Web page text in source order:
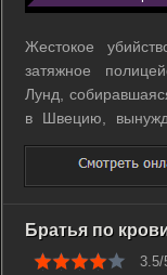
Жестокое
затяжное
Лунд,
в Швецию,
дело. Первое
Копенгагена
приходит к выводу,
Братья по
3.5/